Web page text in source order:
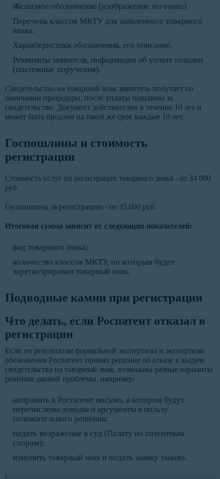
Желаемое обозначение (изображение логотипа).
Перечень классов МКТУ для заявленного товарного
знака.
Характеристики обозначения, его описание.
Реквизиты заявителя, информация об уплате пошлин
(платежные поручения).
Свидетельство на товарный знак заявитель получает по
окончании процедуры, после уплаты пошлины за
свидетельство. Документ действителен в течение 10 лет и
может быть продлен на такой же срок каждые 10 лет.
Госпошлины и стоимость
регистрации
Стоимость услуг по регистрации товарного знака - от 34 000
руб.
Госпошлины за регистрацию - от 35 000 руб.
Итоговая сумма зависит от следующих показателей:
вид товарного знака;
количество классов МКТУ, по которым будет
зарегистрирован товарный знак.
Подводные камни при регистрации
Что делать, если Роспатент отказал в
регистрации
Если по результатам формальной экспертизы и экспертизы
обозначения Роспатент принял решение об отказе в выдаче
свидетельства на товарный знак, возможны разные варианты
решения данной проблемы, например:
направить в Роспатент письмо, в котором будут
перечислены доводы и аргументы в пользу
положительного решения;
подать возражение в суд (Палату по патентным
спорам);
изменить товарный знак и подать заявку заново.